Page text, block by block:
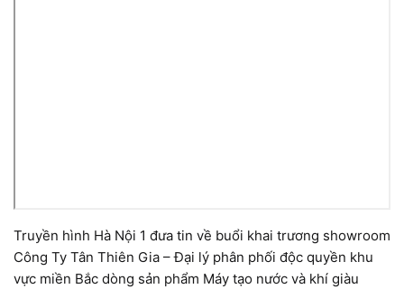
Truyền hình Hà Nội 1 đưa tin về buổi khai trương showroom
Công Ty Tân Thiên Gia – Đại lý phân phối độc quyền khu
vực miền Bắc dòng sản phẩm Máy tạo nước và khí giàu